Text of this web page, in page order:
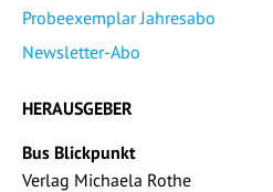
Probeexemplar Jahresabo
Newsletter-Abo
HERAUSGEBER
Bus Blickpunkt
Verlag Michaela Rothe